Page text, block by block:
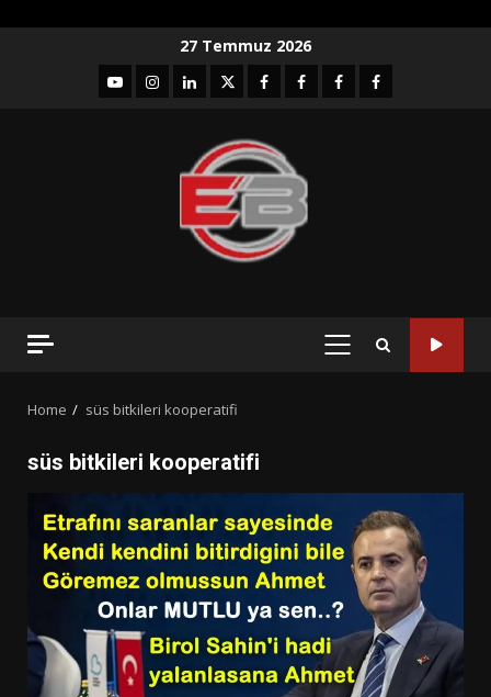
27 Temmuz 2026
YouTubeInstagram
LinkedIntwitterfacebook-Facebook-
Facebook-Facebook-
PRIMARY
Home süs bitkileri kooperatifi
süs bitkileri kooperatifi